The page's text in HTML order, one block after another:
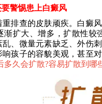
警惕患上白癜风
查的皮肤顽疾。白癜风
渐扩大、增多，扩散性
、微量元素缺乏、外伤
孩子的容貌美观，甚至
多久会扩散?容易扩散到哪